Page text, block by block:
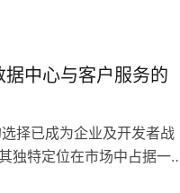
中心与客户服务的
择已成为企业及开发者战
独特定位在市场中占据一
以及客户服务体验三个维